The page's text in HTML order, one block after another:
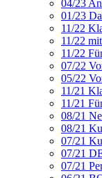
04/23
01/23
11/22
11/22
11/22
07/22
05/22
11/21
11/21
08/21
08/21
07/21
07/21
07/21